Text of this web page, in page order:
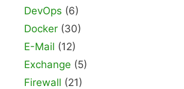
DevOps (6)
Docker (30)
E-Mail (12)
Exchange (5)
Firewall (21)